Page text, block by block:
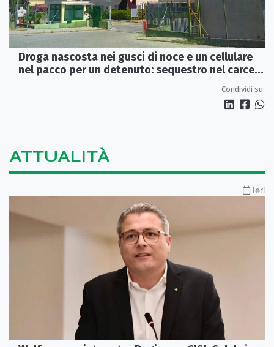
Droga nascosta nei gusci di noce e un cellulare
nel pacco per un detenuto: sequestro nel carcere
Condividi su:
ATTUALITÀ
Ieri